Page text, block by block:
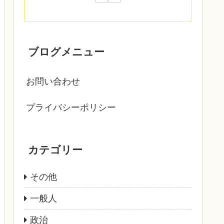
ブログメニュー
お問い合わせ
プライバシーポリシー
カテゴリー
その他
一般人
政治